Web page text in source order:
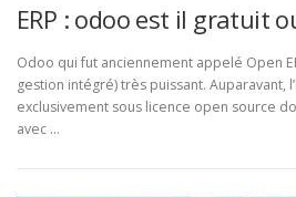
ERP : odoo est il gratuit
Odoo qui fut anciennement appelé Open
gestion intégré) très puissant. Auparavant,
exclusivement sous licence open source
avec …